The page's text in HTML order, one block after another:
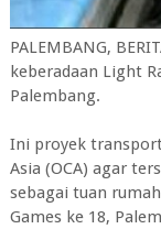
PALEMBANG,
keberadaan Light
Palembang.
Ini proyek
Asia (OCA) agar
sebagai tuan
Games ke 18,